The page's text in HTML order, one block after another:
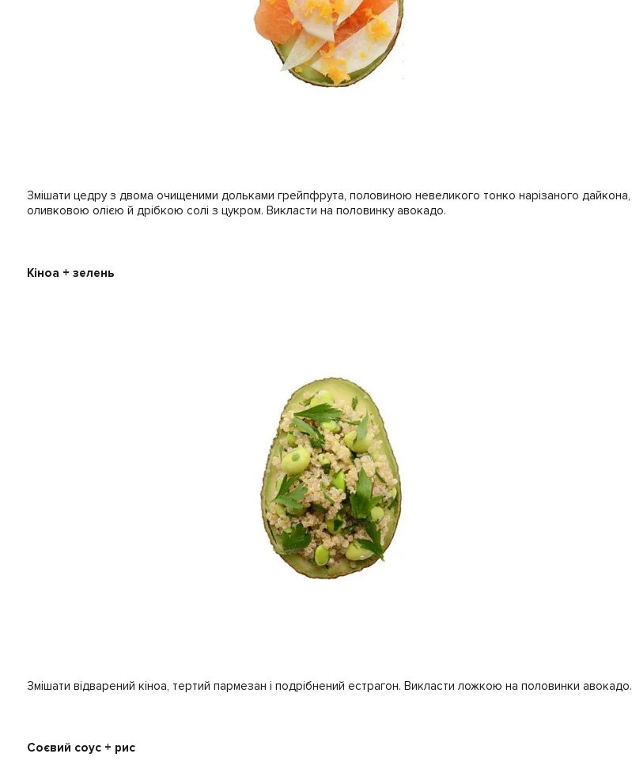
Змішати цедру з двома очищеними дольками грейпфрута, половиною невеликого тонко нарізаного дайкона,
оливковою олією й дрібкою солі з цукром. Викласти на половинку авокадо.
Кіноа + зелень
Змішати відварений кіноа, тертий пармезан і подрібнений естрагон. Викласти ложкою на половинки авокадо.
Соєвий соус + рис